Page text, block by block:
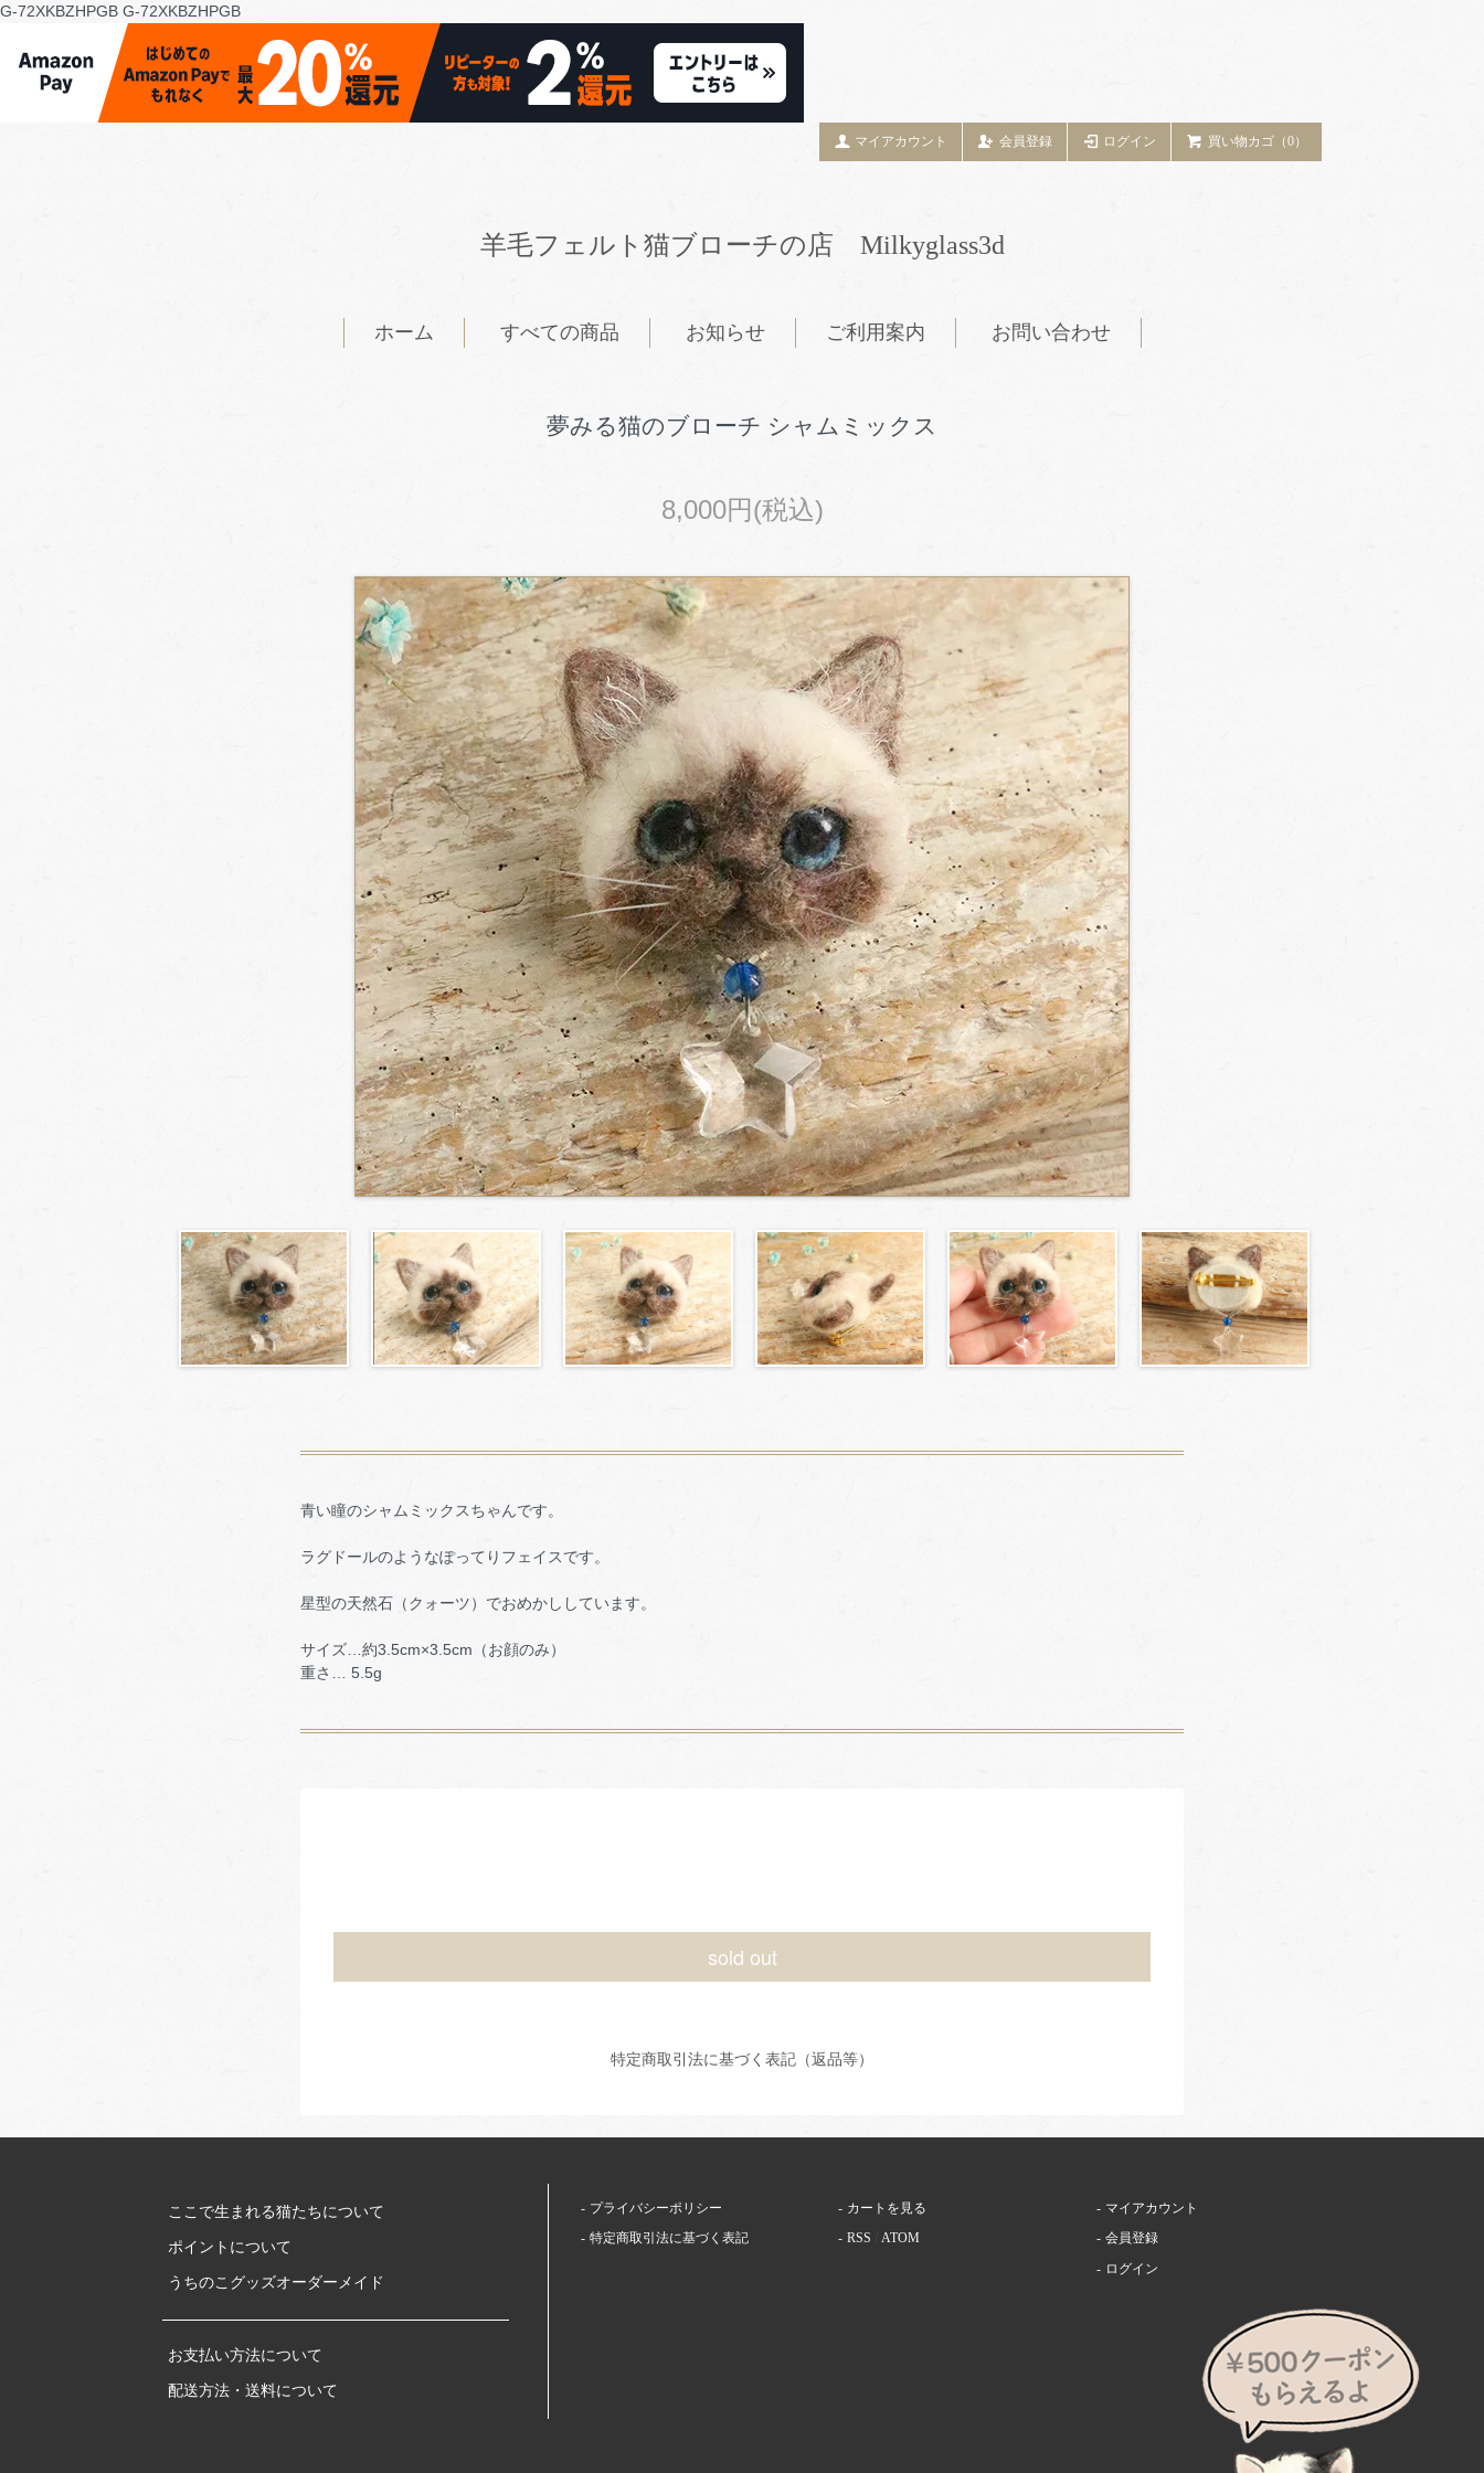
G-72XKBZHPGB G-72XKBZHPGB
買い物カゴ（0）
ログイン
会員登録
マイアカウント
羊毛フェルト猫ブローチの店 Milkyglass3d
ホーム すべての商品 お知らせ ご利用案内 お問い合わせ
夢みる猫のブローチ シャムミックス
8,000円(税込)
青い瞳のシャムミックスちゃんです。
ラグドールのようなぽってりフェイスです。
星型の天然石（クォーツ）でおめかししています。
サイズ…約3.5cm×3.5cm（お顔のみ）
重さ… 5.5g
sold out
特定商取引法に基づく表記（返品等）
ここで生まれる猫たちについて
ポイントについて
うちのこグッズオーダーメイド
お支払い方法について
配送方法・送料について
プライバシーポリシー
特定商取引法に基づく表記
カートを見る
RSS /ATOM
マイアカウント
会員登録
ログイン